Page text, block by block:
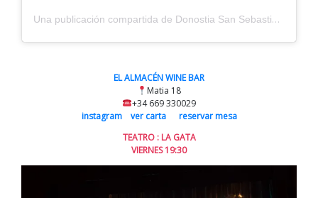
Una publicación compartida de Donostia San Sebastián (@sistersandthecity)
EL ALMACÉN WINE BAR
Matia 18
+34 669 330029
instagram
ver carta
reservar mesa
TEATRO : LA GATA
VIERNES 19:30